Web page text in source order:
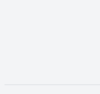
opens in new